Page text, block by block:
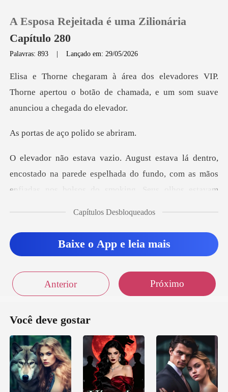
0
Loja
Histórico
A Esposa Rejeitada é uma Zilionária
Capítulo 280
Palavras: 893 |Lançado em: 29/05/2026
s VIP.
Thorne apertou o botão de chamada, e
e aço polid
tado na parede espelhada do fundo, com as mãos
enfiadas nos
Capítulos Desbloqueados
Baixe o App e leia mais
Anterior Próximo
Você deve gostar